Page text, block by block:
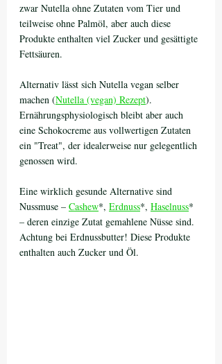
zwar Nutella ohne Zutaten vom Tier und
teilweise ohne Palmöl, aber auch diese
Produkte enthalten viel Zucker und gesättigte
Fettsäuren.
Alternativ lässt sich Nutella vegan selber
machen (Nutella (vegan) Rezept).
Ernährungsphysiologisch bleibt aber auch
eine Schokocreme aus vollwertigen Zutaten
ein "Treat", der idealerweise nur gelegentlich
genossen wird.
Eine wirklich gesunde Alternative sind
Nussmuse – Cashew*, Erdnuss*, Haselnuss*
– deren einzige Zutat gemahlene Nüsse sind.
Achtung bei Erdnussbutter! Diese Produkte
enthalten auch Zucker und Öl.